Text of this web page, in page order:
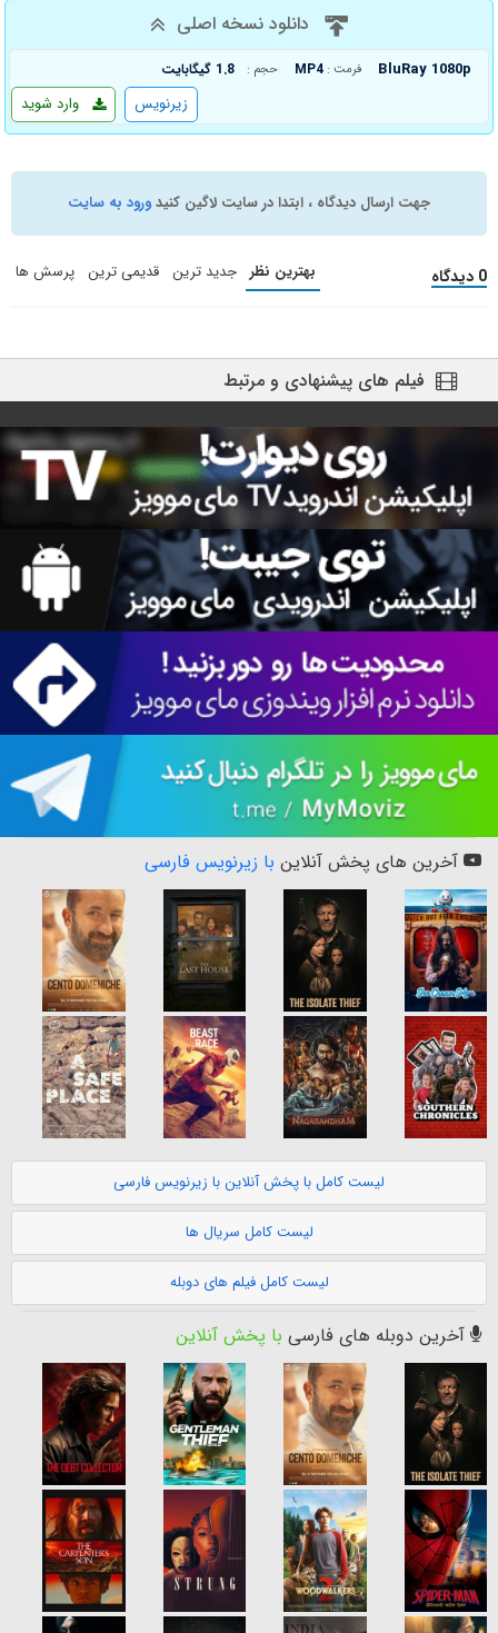
دانلود نسخه اصلی
BluRay 1080p فرمت : MP4 حجم : 1.8 گیگابایت
وارد شوید زیرنویس
جهت ارسال دیدگاه ، ابتدا در سایت لاگین کنیدورود به سایت
0 دیدگاه بهترین نظر جدید ترین قدیمی ترین پرسش ها
فیلم های پیشنهادی و مرتبط
آخرین های پخش آنلاین با زیرنویس فارسی
لیست کامل با پخش آنلاین با زیرنویس فارسی
لیست کامل سریال ها
لیست کامل فیلم های دوبله
آخرین دوبله های فارسی با پخش آنلاین